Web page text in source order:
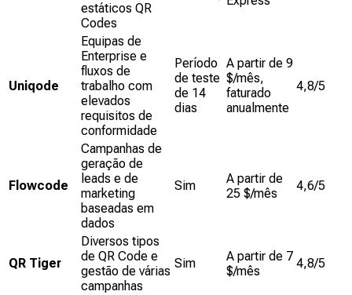
estáticos QR
Codes
Uniqode
Equipas de
Enterprise e
fluxos de
trabalho com
elevados
requisitos de
conformidade
Período
de teste
de 14
dias
A partir de 9
$/mês,
faturado
anualmente
4,8/5
Flowcode
Campanhas de
geração de
leads e de
marketing
baseadas em
dados
Sim
A partir de
25 $/mês
4,6/5
QR Tiger
Diversos tipos
de QR Code e
gestão de várias
campanhas
Sim
A partir de 7
$/mês
4,8/5